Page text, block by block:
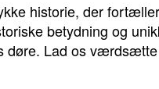
historie, der
betydning og
døre. Lad os